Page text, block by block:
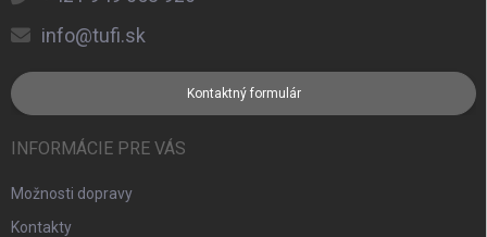
info@tufi.sk
Kontaktný formulár
INFORMÁCIE PRE VÁS
Možnosti dopravy
Kontakty